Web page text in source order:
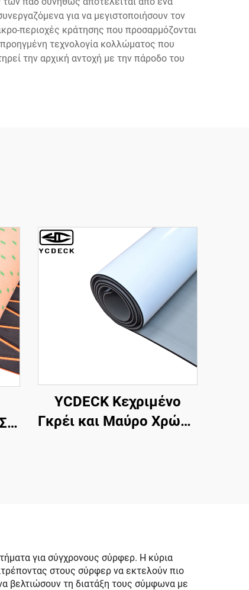
για να μεγιστοποιήσουν τον
περιοχές κράτησης που προσαρμόζονται
τεχνολογία κολλώματος που
την αρχική αντοχή με την πάροδο του
YCDECK Κεχριμένο
Γκρέι και Μαύρο Χρώμα
για σύγχρονους σύρφερ. Η κύρια
στους σύρφερ να εκτελούν πιο
βελτιώσουν τη διατάξη τους σύμφωνα με